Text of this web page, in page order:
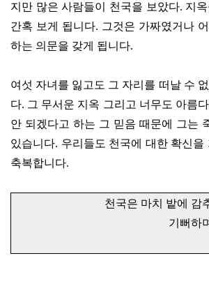
지만 많은 사람들이 천국을 보았다. 지
간혹 보게 됩니다. 그것은 가짜였거나
하는 의문을 갖게 됩니다.
여섯 자녀를 잃고도 그 자리를 떠날 수
다. 그 무서운 지옥 그리고 너무도 아름
안 되겠다고 하는 그 믿음 때문에 그는
있습니다. 우리들도 천국에 대한 확신
축복합니다.
천국은 마치 밭에 감
기뻐하